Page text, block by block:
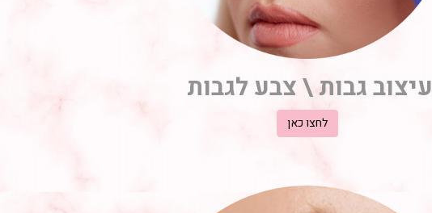
עיצוב גבות \ צבע לגבות
לחצו כאן